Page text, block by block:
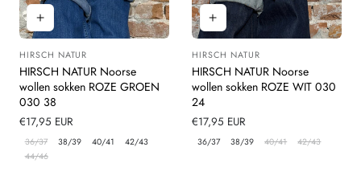
Leverancier:
HIRSCH NATUR
HIRSCH NATUR Noorse
wollen sokken ROZE GROEN
030 38
Normale
prijs
€17,95 EUR
36/37 38/39 40/41
42/43
44/46
Leverancier:
HIRSCH NATUR
HIRSCH NATUR Noorse
wollen sokken ROZE WIT 030
24
Normale
prijs
€17,95 EUR
36/37 38/39 40/41 42/43